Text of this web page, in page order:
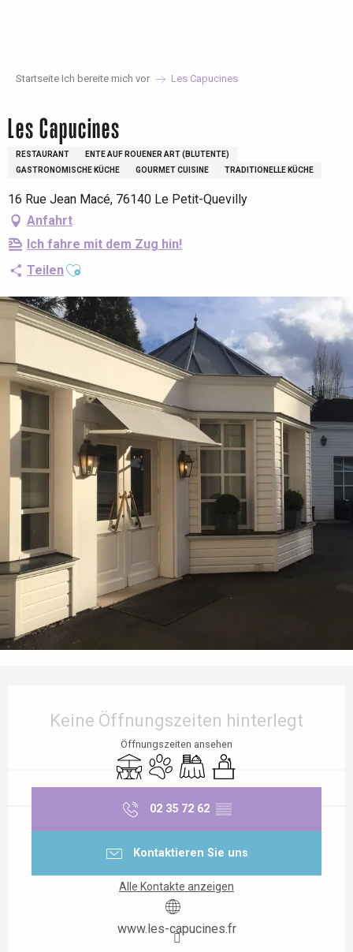
Startseite Ich bereite mich vor Les Capucines
Les Capucines
RESTAURANT
ENTE AUF ROUENER ART (BLUTENTE)
GASTRONOMISCHE KÜCHE
GOURMET CUISINE TRADITIONELLE KÜCHE
16 Rue Jean Macé, 76140 Le Petit-Quevilly
Anfahrt
Ich fahre mit dem Zug hin!
TeilenAjouter aux favoris
Keine Öffnungszeiten hinterlegt
Öffnungszeiten ansehen
TerrasseTiere erlaubt
Bankett Seminare
02 35 72 62 ▒▒
Kontaktieren Sie uns
Alle Kontakte anzeigen
www.les-capucines.fr